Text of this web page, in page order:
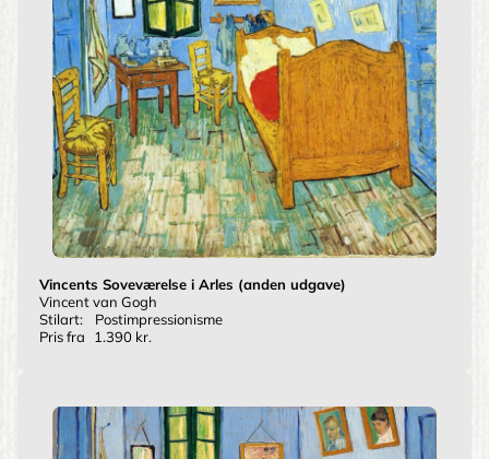
Vincents Soveværelse i Arles (anden udgave)
Vincent van Gogh
Stilart:
Postimpressionisme
Pris fra
1.390 kr.